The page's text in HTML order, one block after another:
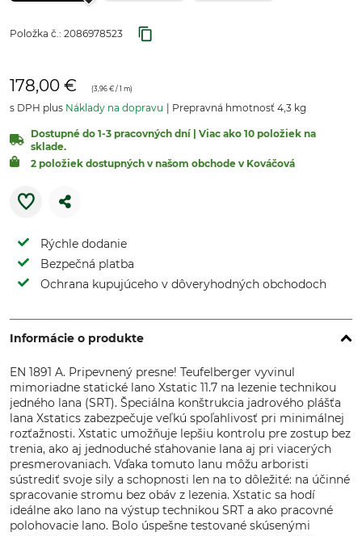
Položka č.: 2086978523
178,00 € (3,96 € / 1 m)
s DPH plus Náklady na dopravu Prepravná hmotnosť 4,3 kg
Dostupné do 1-3 pracovných dní | Viac ako 10 položiek na
sklade.
2 položiek dostupných v našom obchode v Kováčová
Rýchle dodanie
Bezpečná platba
Ochrana kupujúceho v dôveryhodných obchodoch
Informácie o produkte
EN 1891 A. Pripevnený presne! Teufelberger vyvinul
mimoriadne statické lano Xstatic 11.7 na lezenie technikou
jedného lana (SRT). Špeciálna konštrukcia jadrového plášťa
lana Xstatics zabezpečuje veľkú spoľahlivosť pri minimálnej
rozťažnosti. Xstatic umožňuje lepšiu kontrolu pre zostup bez
trenia, ako aj jednoduché sťahovanie lana aj pri viacerých
presmerovaniach. Vďaka tomuto lanu môžu arboristi
sústrediť svoje sily a schopnosti len na to dôležité: na účinné
spracovanie stromu bez obáv z lezenia. Xstatic sa hodí
ideálne ako lano na výstup technikou SRT a ako pracovné
polohovacie lano. Bolo úspešne testované skúsenými